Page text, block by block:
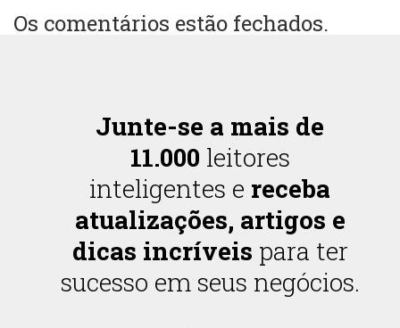
Os comentários estão fechados.
Junte-se a mais de
11.000 leitores
inteligentes e receba
atualizações, artigos e
dicas incríveis para ter
sucesso em seus negócios.